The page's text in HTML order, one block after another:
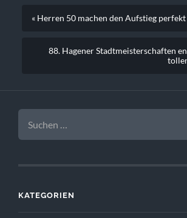
« Herren 50 machen den Aufstieg perfekt
88. Hagener Stadtmeisterschaften
SUCHEN
NACH:
KATEGORIEN